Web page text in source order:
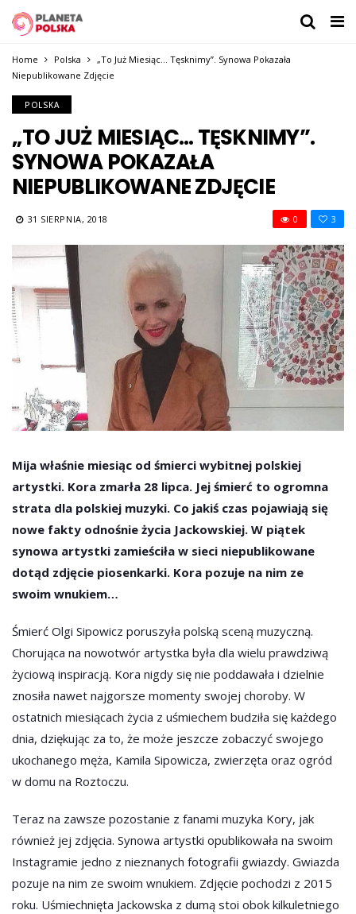
Home Polska
„To Już Miesiąc… Tęsknimy”. Synowa Pokazała
Niepublikowane Zdjęcie
POLSKA
„TO JUŻ MIESIĄC… TĘSKNIMY”.
SYNOWA POKAZAŁA
NIEPUBLIKOWANE ZDJĘCIE
31 SIERPNIA, 2018 3
0
Mija właśnie miesiąc od śmierci wybitnej polskiej
artystki. Kora zmarła 28 lipca. Jej śmierć to ogromna
strata dla polskiej muzyki. Co jakiś czas pojawiają się
nowe fakty odnośnie życia Jackowskiej. W piątek
synowa artystki zamieściła w sieci niepublikowane
dotąd zdjęcie piosenkarki. Kora pozuje na nim ze
swoim wnukiem…
Śmierć Olgi Sipowicz poruszyła polską sceną muzyczną.
Chorująca na nowotwór artystka była dla wielu prawdziwą
życiową inspiracją. Kora nigdy się nie poddawała i dzielnie
znosiła nawet najgorsze momenty swojej choroby. W
ostatnich miesiącach życia z uśmiechem budziła się każdego
dnia, dziękując za to, że może jeszcze zobaczyć swojego
ukochanego męża, Kamila Sipowicza, zwierzęta oraz ogród
w domu na Roztoczu.
Teraz na zawsze pozostanie z fanami muzyka Kory, jak
również jej zdjęcia. Synowa artystki opublikowała na swoim
Instagramie jedno z nieznanych fotografii gwiazdy. Gwiazda
pozuje na nim ze swoim wnukiem. Zdjęcie pochodzi z 2015
roku. Uśmiechnięta Jackowska z dumą stoi obok kilkuletniego